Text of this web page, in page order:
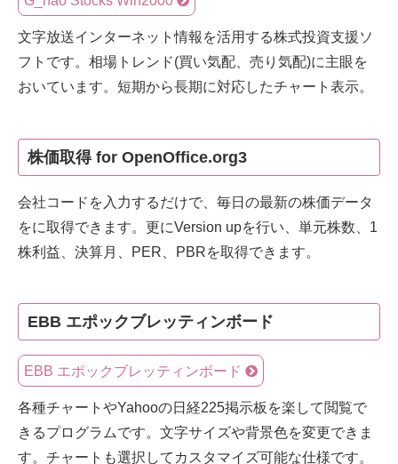
文字放送インターネット情報を活用する株式投資支援ソ
フトです。相場トレンド(買い気配、売り気配)に主眼を
おいています。短期から長期に対応したチャート表示。
株価取得 for OpenOffice.org3
会社コードを入力するだけで、毎日の最新の株価データ
をに取得できます。更にVersion upを行い、単元株数、1
株利益、決算月、PER、PBRを取得できます。
EBB エポックブレッティンボード
EBB エポックブレッティンボード
各種チャートやYahooの日経225掲示板を楽して閲覧で
きるプログラムです。文字サイズや背景色を変更できま
す。チャートも選択してカスタマイズ可能な仕様です。